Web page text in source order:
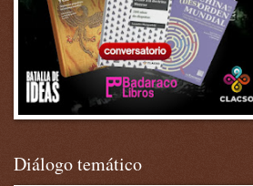
Diálogo temático